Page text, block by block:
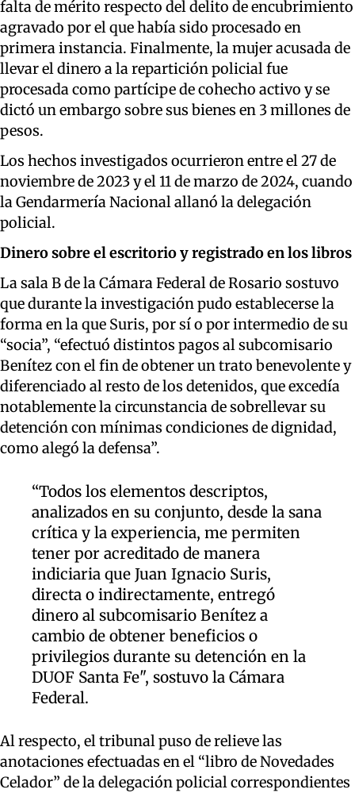
falta de mérito respecto del delito de encubrimiento
agravado por el que había sido procesado en
primera instancia. Finalmente, la mujer acusada de
llevar el dinero a la repartición policial fue
procesada como partícipe de cohecho activo y se
dictó un embargo sobre sus bienes en 3 millones de
pesos.
Los hechos investigados ocurrieron entre el 27 de
noviembre de 2023 y el 11 de marzo de 2024, cuando
la Gendarmería Nacional allanó la delegación
policial.
Dinero sobre el escritorio y registrado en los libros
La sala B de la Cámara Federal de Rosario sostuvo
que durante la investigación pudo establecerse la
forma en la que Suris, por sí o por intermedio de su
“socia”, “efectuó distintos pagos al subcomisario
Benítez con el fin de obtener un trato benevolente y
diferenciado al resto de los detenidos, que excedía
notablemente la circunstancia de sobrellevar su
detención con mínimas condiciones de dignidad,
como alegó la defensa”.
“Todos los elementos descriptos,
analizados en su conjunto, desde la sana
crítica y la experiencia, me permiten
tener por acreditado de manera
indiciaria que Juan Ignacio Suris,
directa o indirectamente, entregó
dinero al subcomisario Benítez a
cambio de obtener beneficios o
privilegios durante su detención en la
DUOF Santa Fe", sostuvo la Cámara
Federal.
Al respecto, el tribunal puso de relieve las
anotaciones efectuadas en el “libro de Novedades
Celador” de la delegación policial correspondientes